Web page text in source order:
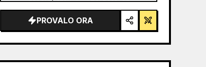
una t-shirt nera con una grafica
tecnica schematica bianca",
PROVALO ORA